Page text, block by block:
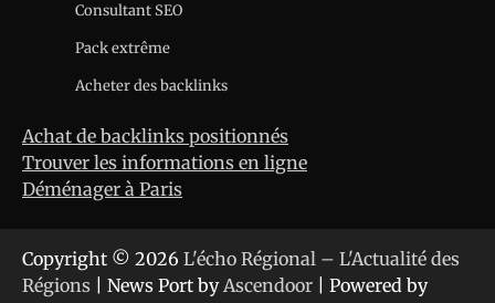
Consultant SEO
Pack extrême
Acheter des backlinks
Achat de backlinks positionnés
Trouver les informations en ligne
Déménager à Paris
Copyright © 2026 L'écho Régional – L'Actualité des
Régions | News Port byAscendoor | Powered by